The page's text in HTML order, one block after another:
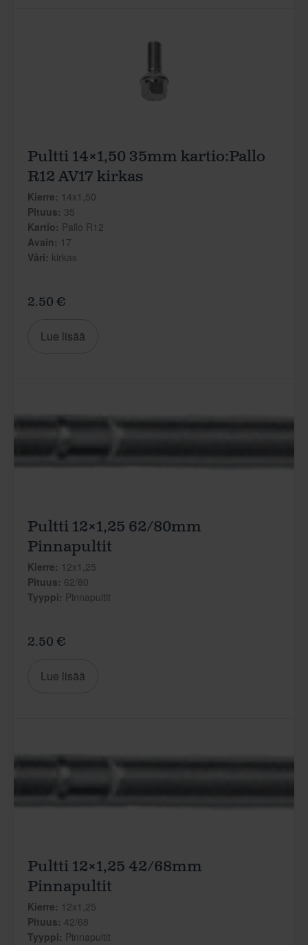
Pultti 14×1,50 35mm kartio:Pallo
R12 AV17 kirkas
Kierre: 14x1,50
Pituus: 35
Kartio: Pallo R12
Avain: 17
Väri: kirkas
2.50 €
Lue lisää
Pultti 12×1,25 62/80mm
Pinnapultit
Kierre: 12x1,25
Pituus: 62/80
Tyyppi: Pinnapultit
2.50 €
Lue lisää
Pultti 12×1,25 42/68mm
Pinnapultit
Kierre: 12x1,25
Pituus: 42/68
Tyyppi: Pinnapultit